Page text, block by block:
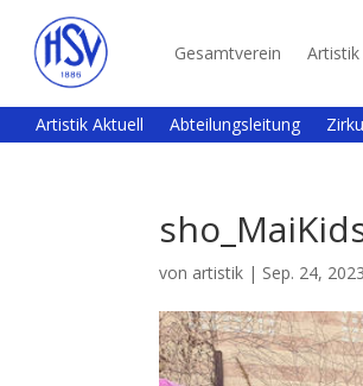
Gesamtverein Artistik
Artistik Aktuell Abteilungsleitung
von artistik | Sep. 24, 2023